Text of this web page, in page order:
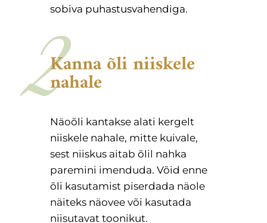
sobiva puhastusvahendiga.
2Kanna õli niiskele
nahale
Näoõli kantakse alati kergelt
niiskele nahale, mitte kuivale,
sest niiskus aitab õlil nahka
paremini imenduda. Võid enne
õli kasutamist piserdada näole
näiteks näovee või kasutada
niisutavat toonikut.